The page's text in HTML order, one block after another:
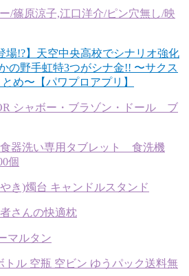
/篠原涼子,江口洋介/ピン穴無し/映
場!?】天空中央高校でシナリオ強化
の野手虹特3つがシナ金!! 〜サクス
め〜【パワプロアプリ】
シャボー・ブラゾン・ドール ブ
食器洗い専用タブレット 食洗機
個
き)燭台 キャンドルスタンド
さんの快適枕
ルタン
トル 空瓶 空ビン ゆうパック送料無